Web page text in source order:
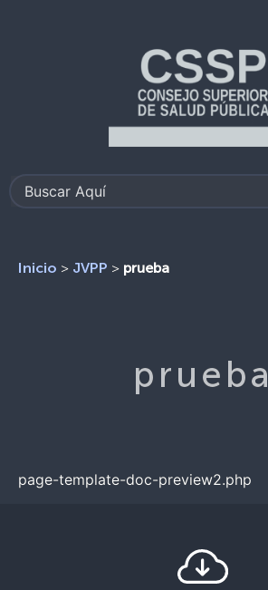
Inicio > JVPP > prueba
prueba
page-template-doc-preview2.php